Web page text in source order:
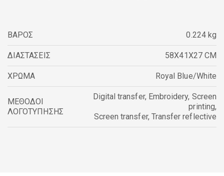
ΒΑΡΟΣ 0.224 kg
ΔΙΑΣΤΑΣΕΙΣ 58X41X27 CM
ΧΡΩΜΑ Royal Blue/White
ΜΕΘΟΔΟΙ
ΛΟΓΟΤΥΠΗΣΗΣ
Digital transfer, Embroidery, Screen
printing,
Screen transfer, Transfer reflective